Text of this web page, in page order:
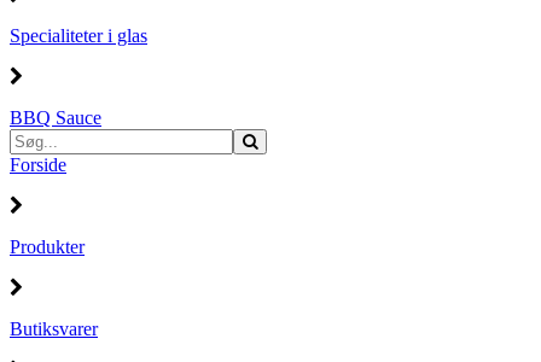
Specialiteter i glas
BBQ Sauce
Forside
Produkter
Butiksvarer